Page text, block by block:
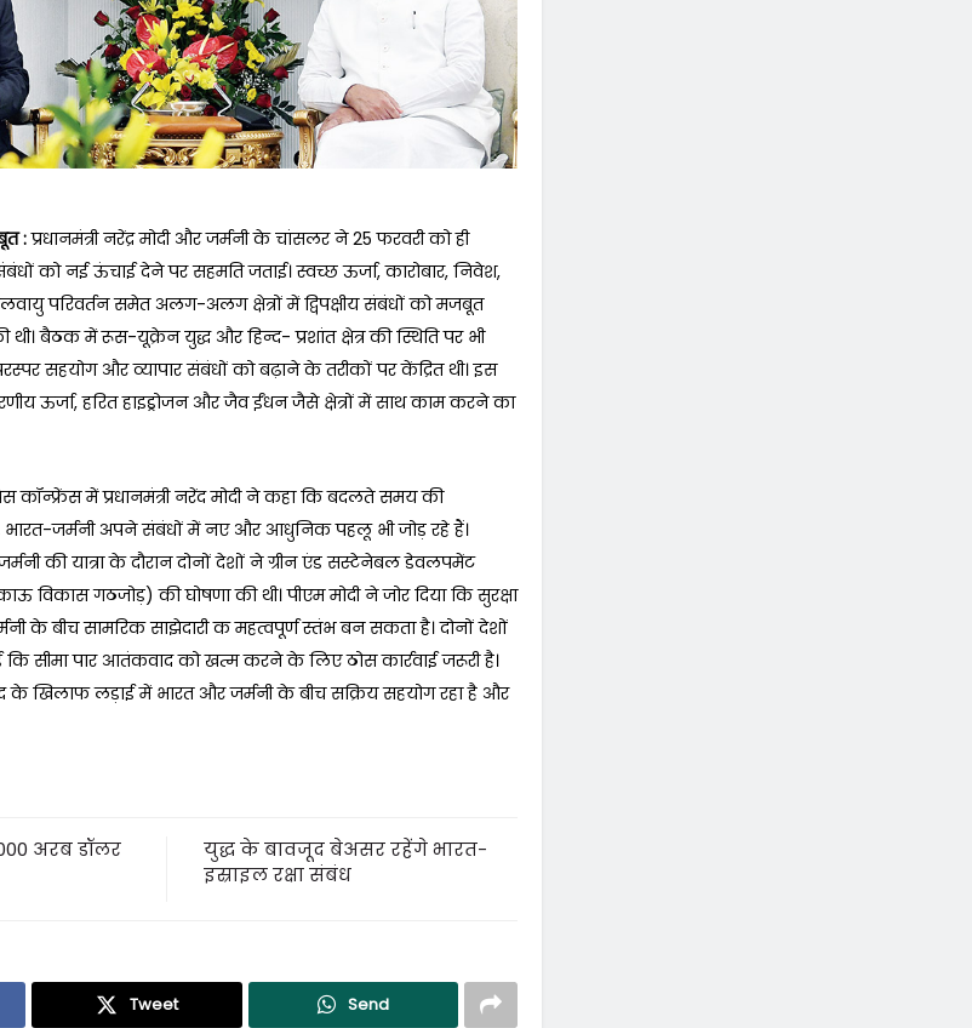
:प्रधानमंत्री नरेंद्र मोदी और जर्मनी के चांसलर ने 25 फरवरी को ही
संबंधों को नई ऊंचाई देने पर सहमति जताई। स्वच्छ ऊर्जा, कारोबार, निवेश,
जलवायु परिवर्तन समेत अलग-अलग क्षेत्रों में द्विपक्षीय संबंधों को मजबूत
थी। बैठक में रूस-यूक्रेन युद्ध और हिन्द- प्रशांत क्षेत्र की स्थिति पर भी
सहयोग और व्यापार संबंधों को बढ़ाने के तरीकों पर केंद्रित थी। इस
ऊर्जा, हरित हाइड्रोजन और जैव ईंधन जैसे क्षेत्रों में साथ काम करने का
कॉन्फ्रेंस में प्रधानमंत्री नरेंद मोदी ने कहा कि बदलते समय की
जर्मनी अपने संबंधों में नए और आधुनिक पहलू भी जोड़ रहे हैं।
की यात्रा के दौरान दोनों देशों ने ग्रीन एंड सस्टेनेबल डेवलपमेंट
विकास गठजोड़) की घोषणा की थी। पीएम मोदी ने जोर दिया कि सुरक्षा
के बीच सामरिक साझेदारी क महत्वपूर्ण स्तंभ बन सकता है। दोनों देशों
सीमा पार आतंकवाद को खत्म करने के लिए ठोस कार्रवाई जरूरी है।
खिलाफ लड़ाई में भारत और जर्मनी के बीच सक्रिय सहयोग रहा है और
अरब डॉलर
युद्ध के बावजूद बेअसर रहेंगे भारत-
इस्राइल रक्षा संबंध
Tweet Send